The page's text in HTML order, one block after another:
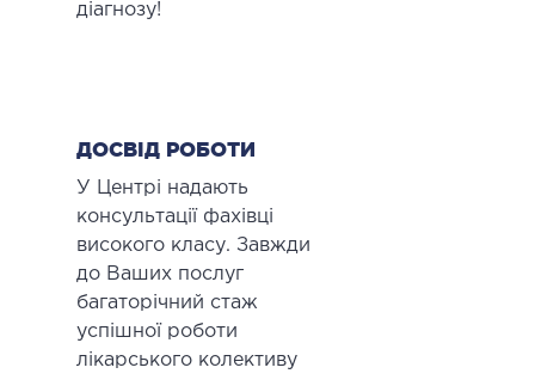
діагнозу!
ДОСВІД РОБОТИ
У Центрі надають
консультації фахівці
високого класу. Завжди
до Ваших послуг
багаторічний стаж
успішної роботи
лікарського колективу